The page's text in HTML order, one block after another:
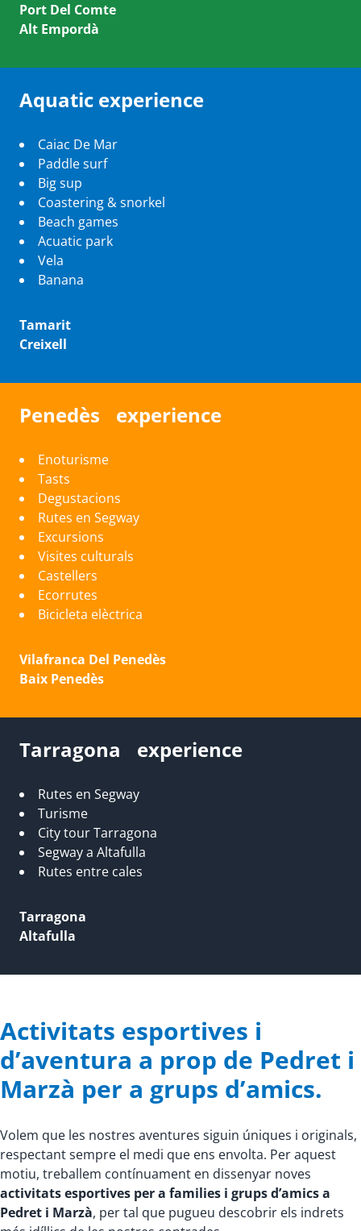
Port Del Comte
Alt Empordà
Aquatic experience
Caiac De Mar
Paddle surf
Big sup
Coastering & snorkel
Beach games
Acuatic park
Vela
Banana
Tamarit
Creixell
Penedès experience
Enoturisme
Tasts
Degustacions
Rutes en Segway
Excursions
Visites culturals
Castellers
Ecorrutes
Bicicleta elèctrica
Vilafranca Del Penedès
Baix Penedès
Tarragona experience
Rutes en Segway
Turisme
City tour Tarragona
Segway a Altafulla
Rutes entre cales
Tarragona
Altafulla
Activitats esportives i
d’aventura a prop de Pedret i
Marzà per a grups d’amics.
Volem que les nostres aventures siguin úniques i originals,
respectant sempre el medi que ens envolta. Per aquest
motiu, treballem contínuament en dissenyar noves
activitats esportives per a families i grups d’amics a
Pedret i Marzà, per tal que pugueu descobrir els indrets